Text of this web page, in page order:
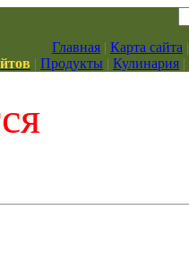
Главная | Карта сайта |
| Продукты | Кулинария |